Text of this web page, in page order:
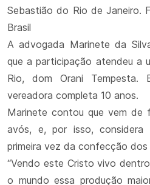
Sebastião do Rio de Janeiro.
Brasil
A advogada Marinete da
que a participação atendeu a
Rio, dom Orani Tempesta.
vereadora completa 10 anos.
Marinete contou que vem de
avós, e, por isso, considera
primeira vez da confecção
“Vendo este Cristo vivo
o mundo essa produção